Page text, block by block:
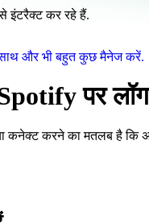
इंटरैक्ट कर रहे हैं.
और भी बहुत कुछ मैनेज करें.
पर
कनेक्ट करने का मतलब है कि